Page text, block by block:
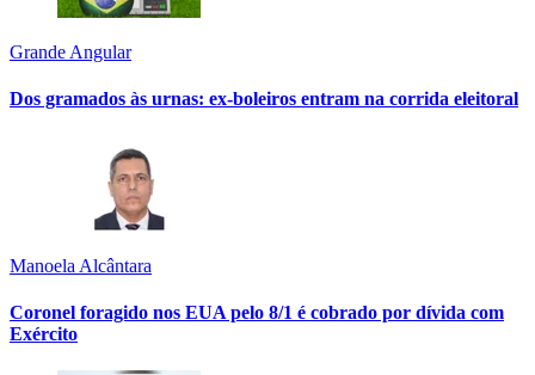
Grande Angular
Dos gramados às urnas: ex-boleiros entram na corrida eleitoral
Manoela Alcântara
Coronel foragido nos EUA pelo 8/1 é cobrado por dívida com
Exército